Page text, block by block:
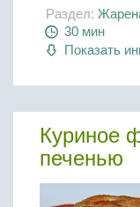
Раздел:
30 мин
Показать
Куриное
печенью